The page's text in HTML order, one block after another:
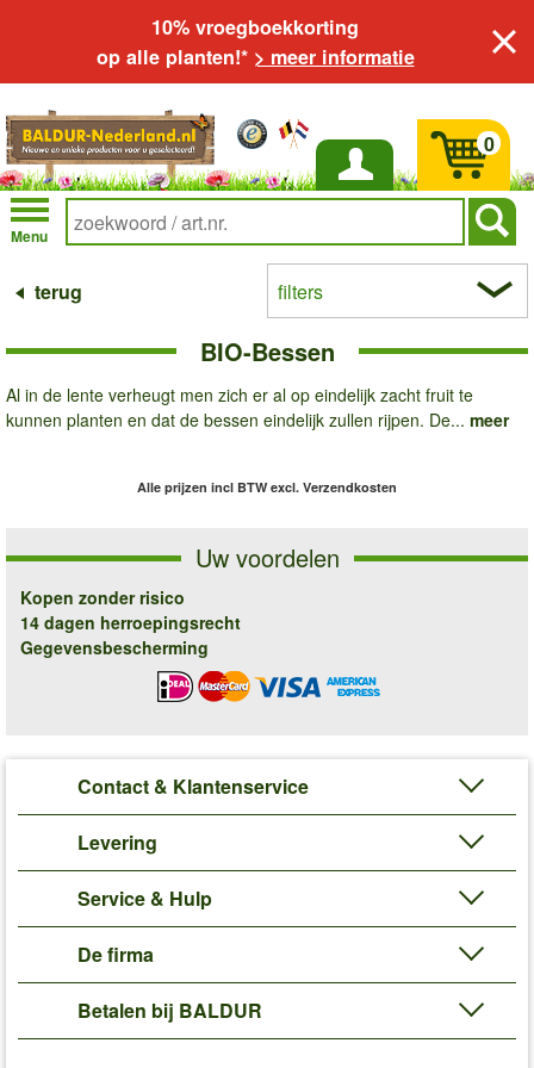
10% vroegboekkorting
op alle planten!* > meer informatie
Inloggen
Menu
0
terug filters
BIO-Bessen
Al in de lente verheugt men zich er al op eindelijk zacht fruit te
kunnen planten en dat de bessen eindelijk zullen rijpen. De... meer
Alle prijzen incl BTW excl. Verzendkosten
Uw voordelen
Kopen zonder risico
14 dagen herroepingsrecht
Gegevensbescherming
Contact & Klantenservice
Levering
Service & Hulp
De firma
Betalen bij BALDUR